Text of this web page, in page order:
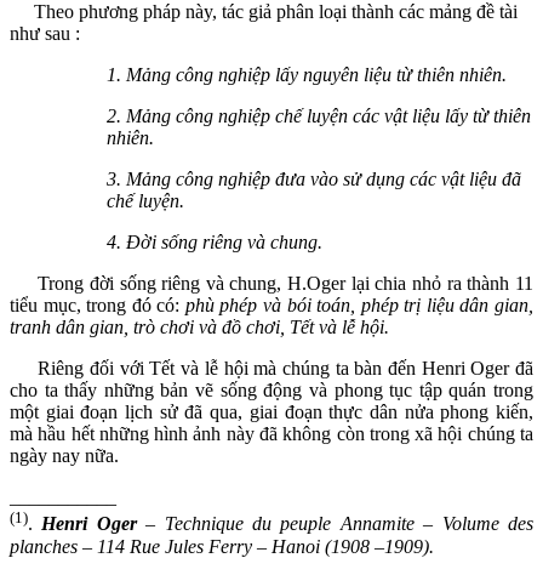
Theo phương pháp này, tác giả phân loại thành các mảng đề tài
như sau :
1. Mảng công nghiệp lấy nguyên liệu từ thiên nhiên.
2. Mảng công nghiệp chế luyện các vật liệu lấy từ thiên
nhiên.
3. Mảng công nghiệp đưa vào sử dụng các vật liệu đã
chế luyện.
4. Đời sống riêng và chung.
Trong đời sống riêng và chung, H.Oger lại chia nhỏ ra thành 11
tiểu mục, trong đó có: phù phép và bói toán, phép trị liệu dân gian,
tranh dân gian, trò chơi và đồ chơi, Tết và lễ hội.
Riêng đối với Tết và lễ hội mà chúng ta bàn đến Henri Oger đã
cho ta thấy những bản vẽ sống động và phong tục tập quán trong
một giai đoạn lịch sử đã qua, giai đoạn thực dân nửa phong kiến,
mà hầu hết những hình ảnh này đã không còn trong xã hội chúng ta
ngày nay nữa.
(1).Henri Oger– Technique du peuple Annamite – Volume des
planches – 114 Rue Jules Ferry – Hanoi (1908 –1909).